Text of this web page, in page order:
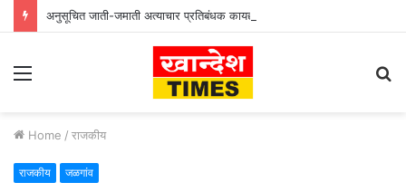
Menu
Home / राजकीय
राजकीय जळगांव